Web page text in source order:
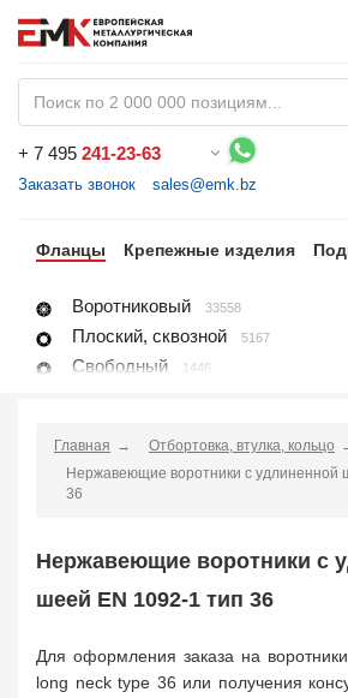
+ 7 495 241-23-63
Заказать звонок sales@emk.bz
Фланцы Крепежные изделия
Воротниковый 33558
Плоский, сквозной 5167
Свободный 1446
Резьбовой 1650
Воротниковый удлиненный
Отбортовка, втулка, кольцо 1119
Прокладка фланцевая
Главная
Отбортовка, втулка, кольцо
Нержавеющие воротники с удлиненной
36
Нержавеющие воротники с
шеей EN 1092-1 тип 36
Для оформления заказа на
long neck type 36 или получения